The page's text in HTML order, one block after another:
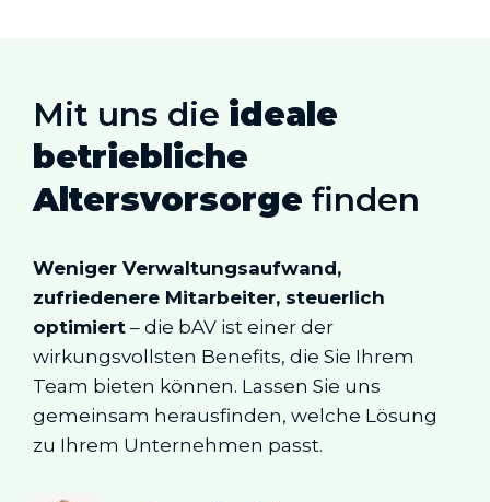
Mit uns die ideale
betriebliche
Altersvorsorge finden
Weniger Verwaltungsaufwand,
zufriedenere Mitarbeiter, steuerlich
optimiert – die bAV ist einer der
wirkungsvollsten Benefits, die Sie Ihrem
Team bieten können. Lassen Sie uns
gemeinsam herausfinden, welche Lösung
zu Ihrem Unternehmen passt.